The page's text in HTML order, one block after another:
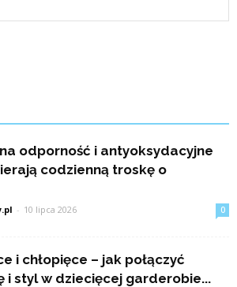
odporność i antyoksydacyjne
codzienną troskę o
- 10 lipca 2026 0
i chłopięce – jak połączyć
i styl w dziecięcej garderobie...